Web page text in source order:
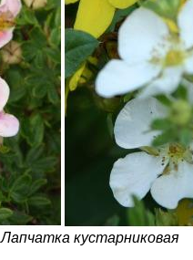
Лапчатка кустарниковая